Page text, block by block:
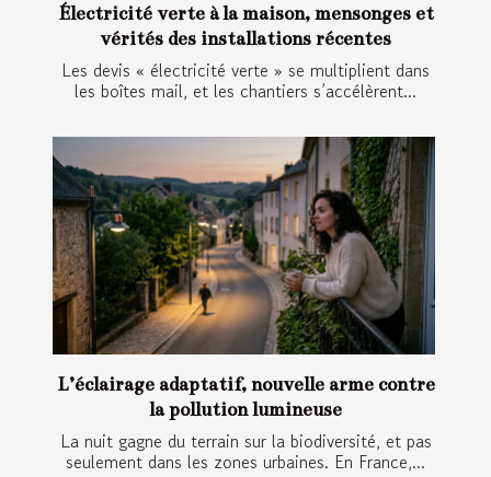
Électricité verte à la maison, mensonges et
vérités des installations récentes
Les devis « électricité verte » se multiplient dans
les boîtes mail, et les chantiers s’accélèrent...
L’éclairage adaptatif, nouvelle arme contre
la pollution lumineuse
La nuit gagne du terrain sur la biodiversité, et pas
seulement dans les zones urbaines. En France,...